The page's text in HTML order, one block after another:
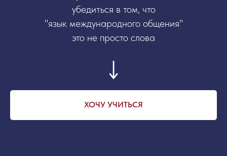
убедиться в том, что
"язык международного общения"
это не просто слова
ХОЧУ УЧИТЬСЯ